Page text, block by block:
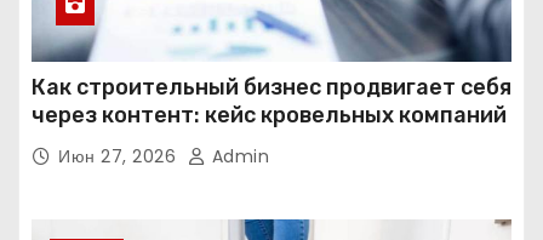
Как строительный бизнес продвигает себя
через контент: кейс кровельных компаний
Июн 27, 2026 Admin